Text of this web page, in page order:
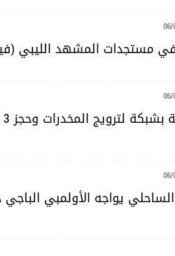
06/
في مستجدات المشهد الليبي
06/
06/
يواجه الأولمبي